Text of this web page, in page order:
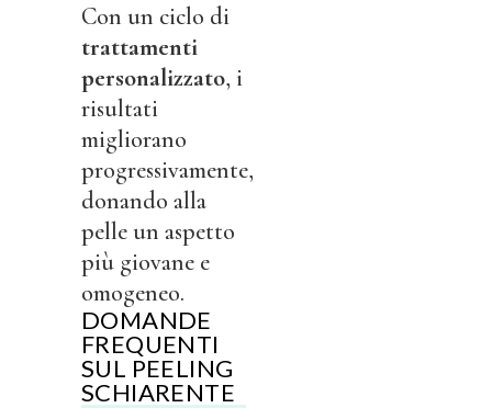
Con un ciclo di
trattamenti
personalizzato, i
risultati
migliorano
progressivamente,
donando alla
pelle un aspetto
più giovane e
omogeneo.
DOMANDE
FREQUENTI
SUL PEELING
SCHIARENTE